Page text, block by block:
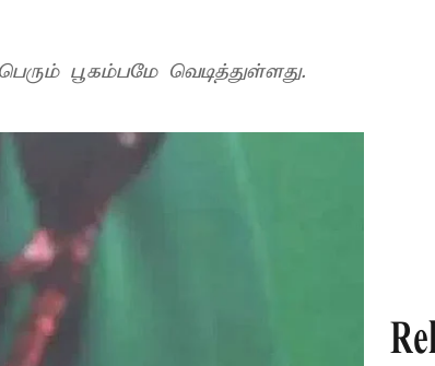
பூகம்பமே வெடித்துள்ளது.